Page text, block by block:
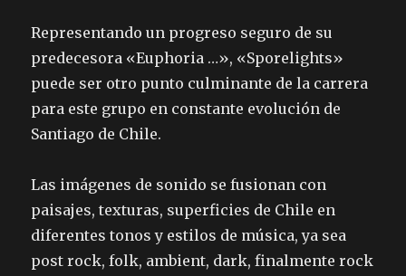
Representando un progreso seguro de su
predecesora «Euphoria …», «Sporelights»
puede ser otro punto culminante de la carrera
para este grupo en constante evolución de
Santiago de Chile.
Las imágenes de sonido se fusionan con
paisajes, texturas, superficies de Chile en
diferentes tonos y estilos de música, ya sea
post rock, folk, ambient, dark, finalmente rock